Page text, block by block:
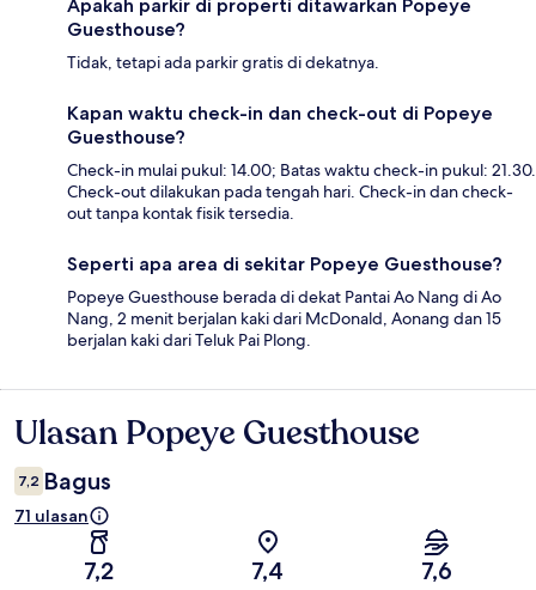
Apakah parkir di properti ditawarkan Popeye
Guesthouse?
Tidak, tetapi ada parkir gratis di dekatnya.
Kapan waktu check-in dan check-out di Popeye
Guesthouse?
Check-in mulai pukul: 14.00; Batas waktu check-in pukul: 21.30.
Check-out dilakukan pada tengah hari. Check-in dan check-
out tanpa kontak fisik tersedia.
Seperti apa area di sekitar Popeye Guesthouse?
Popeye Guesthouse berada di dekat Pantai Ao Nang di Ao
Nang, 2 menit berjalan kaki dari McDonald, Aonang dan 15
berjalan kaki dari Teluk Pai Plong.
Ulasan
Ulasan Popeye Guesthouse
7,2 Bagus
71 ulasan
7,2 7,4 7,6